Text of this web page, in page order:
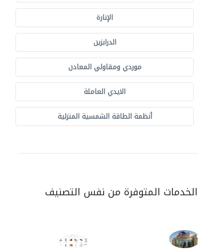
الإنارة
الدرابزين
موردي ومقاولي المعادن
الايدي العاملة
أنظمة الطاقة الشمسية المنزلية
الخدمات المتوفرة من نفس التصنيف